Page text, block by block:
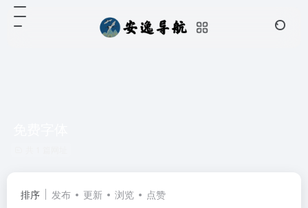
排序 发布 更新 浏览 点赞